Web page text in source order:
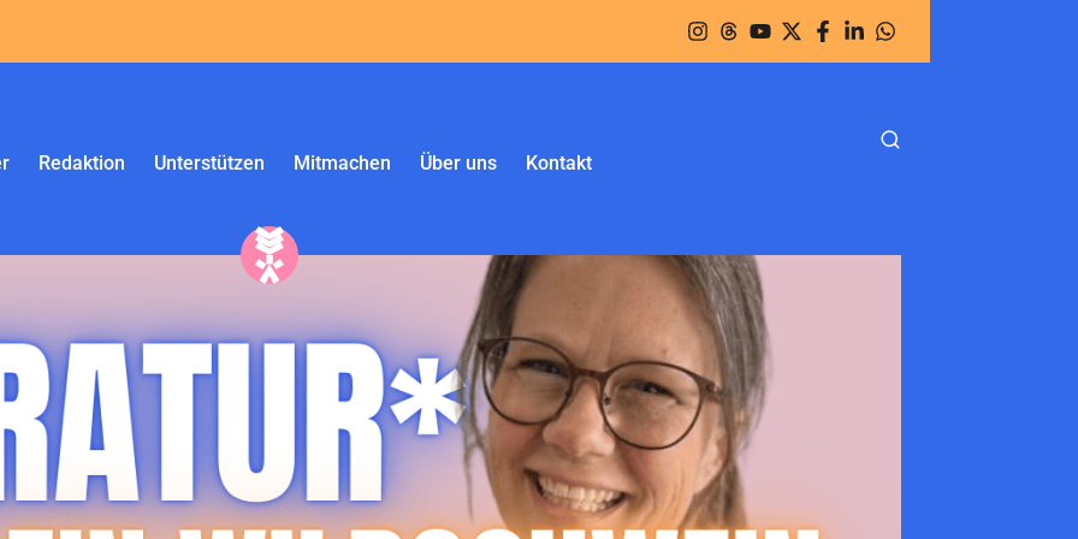
Redaktion Unterstützen Mitmachen Über uns Kontakt